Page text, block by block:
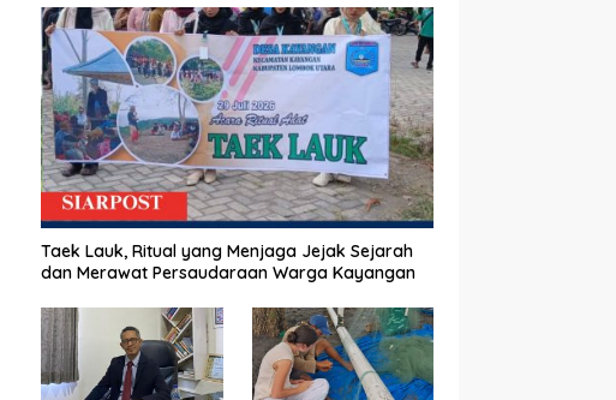
Taek Lauk, Ritual yang Menjaga Jejak Sejarah
dan Merawat Persaudaraan Warga Kayangan